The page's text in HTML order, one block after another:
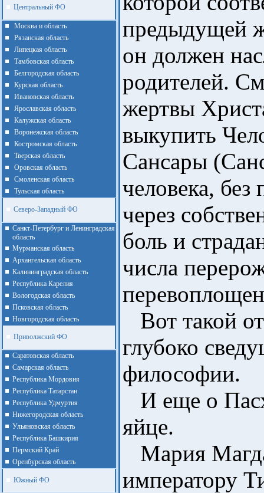
Центральный ФО
Москва и область
Рязанская область
Липецкая область
Тамбовская область
Белгородская область
Курская область
Ивановская область
Ярославская область
Калужская область
Воронежская область
Костромская область
Тверская область
Оровская область
Смоленская область
Тульская область
Северо-Западный ФО
Санкт-Петербург и Ленинградская
область
Мурманская область
Архангельская область
Калининградская область
Республика Карелия
Вологодская область
Псковская область
Новгородская область
Приволжский ФО
Cаратовская область
Cамарская область
Республика Мордовия
Республика Татарстан
Республика Удмуртия
Нижегородская область
Ульяновская область
Республика Башкирия
Пермский Край
Оренбурская область
Южный ФО
предыдущей
он должен
родителей.
жертвы
выкупить
Сансары
человека,
через
боль и
числа
Вот такой
глубоко
философии.
И еще о
яйце.
Мария
императору